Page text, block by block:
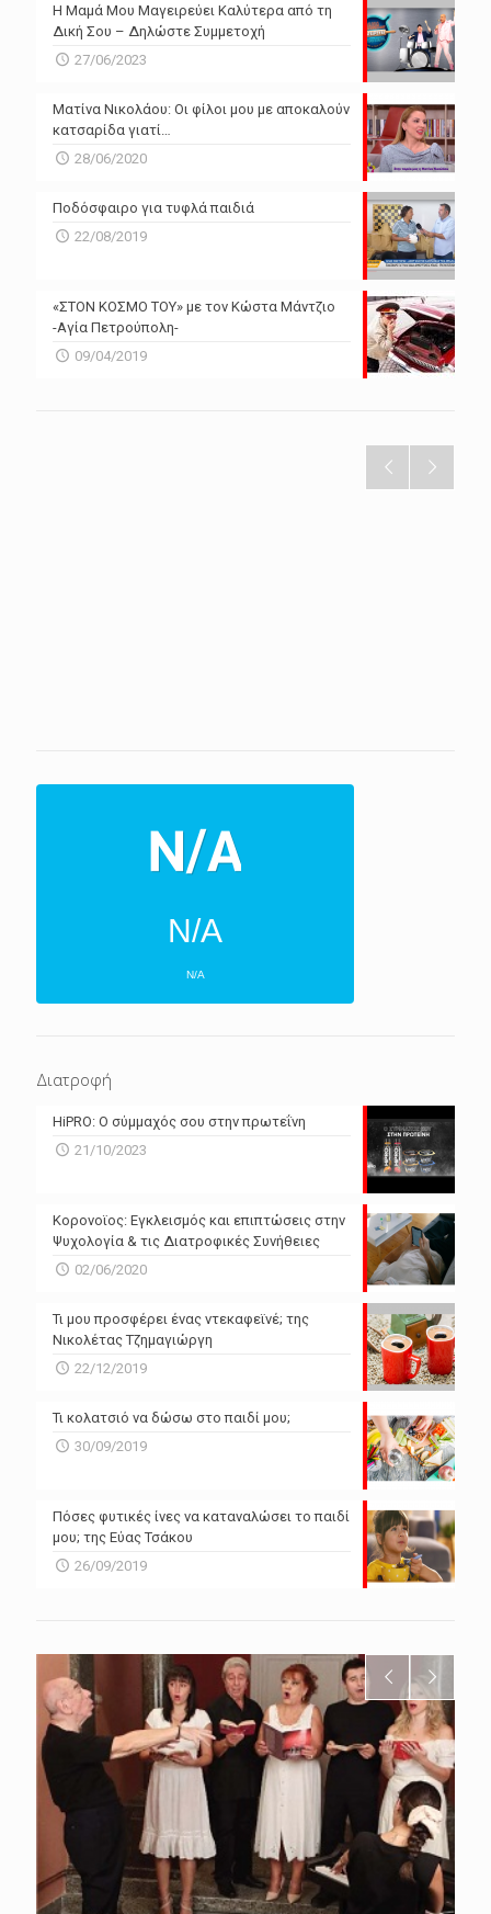
Η Μαμά Μου Μαγειρεύει Καλύτερα από τη
Δική Σου – Δηλώστε Συμμετοχή
27/06/2023
Ματίνα Νικολάου: Οι φίλοι μου με αποκαλούν
κατσαρίδα γιατί…
28/06/2020
Ποδόσφαιρο για τυφλά παιδιά
22/08/2019
«ΣΤΟΝ ΚΟΣΜΟ ΤΟΥ» με τον Κώστα Μάντζιο
-Αγία Πετρούπολη-
09/04/2019
N/A
N/A
N/A
Powered by Forecast.io
Διατροφή
HiPRO: Ο σύμμαχός σου στην πρωτεΐνη
21/10/2023
Κορονοϊος: Εγκλεισμός και επιπτώσεις στην
Ψυχολογία & τις Διατροφικές Συνήθειες
02/06/2020
Τι μου προσφέρει ένας ντεκαφεϊνέ; της
Νικολέτας Τζημαγιώργη
22/12/2019
Τι κολατσιό να δώσω στο παιδί μου;
30/09/2019
Πόσες φυτικές ίνες να καταναλώσει το παιδί
μου; της Εύας Τσάκου
26/09/2019